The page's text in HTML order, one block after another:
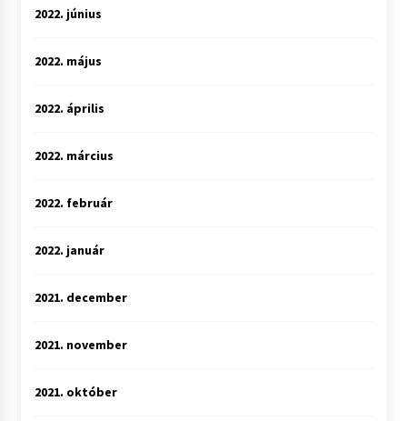
2022. június
2022. május
2022. április
2022. március
2022. február
2022. január
2021. december
2021. november
2021. október